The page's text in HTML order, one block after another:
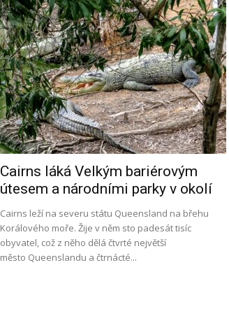
Cairns láká Velkým bariérovým
útesem a národními parky v okolí
Cairns leží na severu státu Queensland na břehu
Korálového moře. Žije v něm sto padesát tisíc
obyvatel, což z něho dělá čtvrté největší
město Queenslandu a čtrnácté...